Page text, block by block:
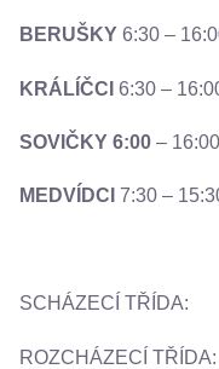
BERUŠKY 6:30 –
KRÁLÍČCI 6:30 –
SOVIČKY 6:00 – 16:00
MEDVÍDCI 7:30 –
SCHÁZECÍ
ROZCHÁZECÍ